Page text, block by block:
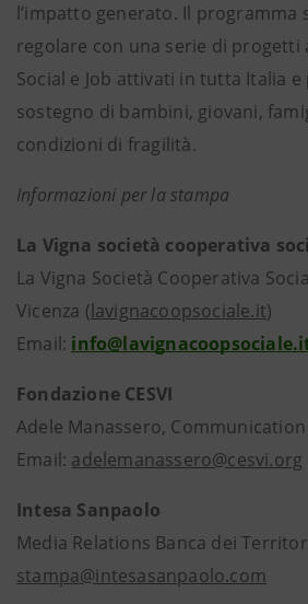
l’impatto generato. Il programma
regolare con una serie di progetti
Social e Job attivati in tutta Italia
sostegno di bambini, giovani,
condizioni di fragilità.
Informazioni per la stampa
La Vigna società cooperativa
La Vigna Società Cooperativa
Vicenza (lavignacoopsociale.it)
Email:
Fondazione CESVI
Adele Manassero,
Email: adelemanassero@cesvi.org
Intesa Sanpaolo
Media Relations Banca dei
stampa@intesasanpaolo.com